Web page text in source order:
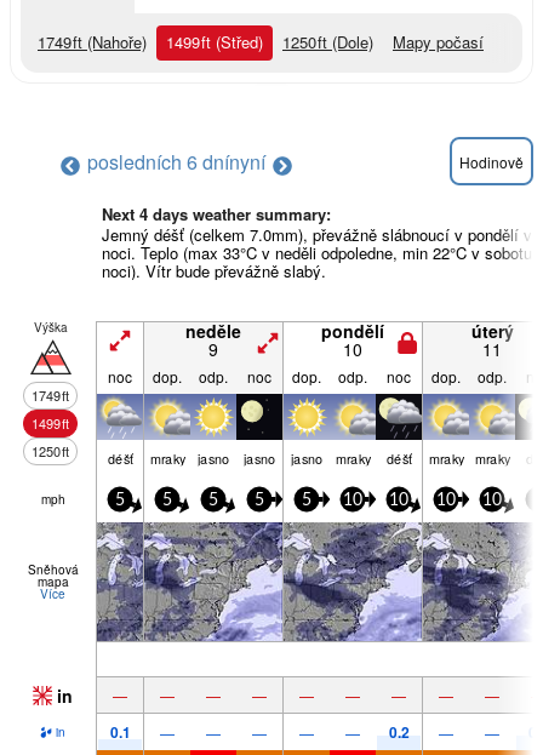
1749ft (Nahoře) 1499ft (Střed) 1250ft (Dole) Mapy počasí
posledních 6 dnínyní Hodinově
Next 4 days weather summary:
Jemný déšť (celkem 7.0mm), převážně slábnoucí v pondělí v
noci. Teplo (max 33°C v neděli odpoledne, min 22°C v sobotu
noci). Vítr bude převážně slabý.
Výška
1749ft
1499ft
1250ft
neděle
9
pondělí
10
úterý
11
noc dop. odp. noc dop. odp. noc dop. odp.
déšť mraky jasno jasno jasno mraky déšť mraky mraky
mph 5 5 5 5 5 10 10 10 10
Sněhová
mapa
Více
in — — — — — — — — —
in 0.1 — — — — — 0.2 — —